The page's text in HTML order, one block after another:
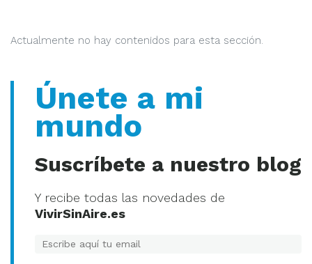
Actualmente no hay contenidos para esta sección.
Únete a mi
mundo
Suscríbete a nuestro blog
Y recibe todas las novedades de
VivirSinAire.es
E-mail